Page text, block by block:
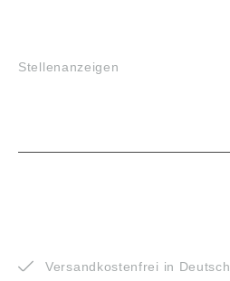
Stellenanzeigen
Versandkostenfrei in